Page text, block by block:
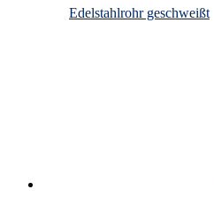
Edelstahlrohr geschweißt